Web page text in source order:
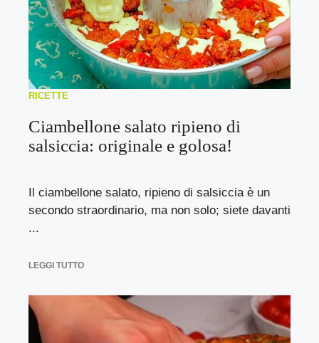
RICETTE
Ciambellone salato ripieno di
salsiccia: originale e golosa!
Il ciambellone salato, ripieno di salsiccia è un
secondo straordinario, ma non solo; siete davanti
...
LEGGI TUTTO